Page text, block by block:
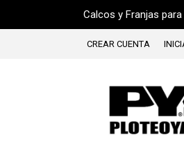
Calcos y Franjas
CREAR CUENTA